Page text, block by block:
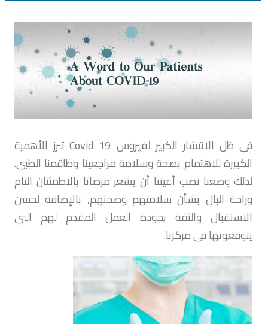
في ظل الانتشار الكبير لفيروس Covid 19 تبرز الأهمية
الكبيرة للاهتمام بصحة وسلامة مراجعينا وطاقمنا الطبي.
لذلك وضعنا نصب أعيننا أن يشعر مرضانا بالاطمئنان التام
وراحة البال بشأن سلامتهم وصحتهم, بالإضافة لحسن
الاستقبال والثقة بجودة العمل المقدم لهم التي
يتوقعونها في مركزنا.